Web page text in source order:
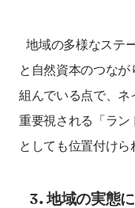
地域の多様なステ
と自然資本のつなが
組んでいる点で、ネ
重要視される「ラン
としても位置付けら
3. 地域の実態